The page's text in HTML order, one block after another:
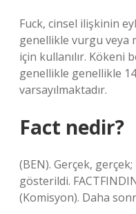
Fuck, cinsel ilişkinin
genellikle vurgu veya
için kullanılır. Kökeni
genellikle genellikle
varsayılmaktadır.
Fact nedir?
(BEN). Gerçek,
gösterildi.
(Komisyon). Daha